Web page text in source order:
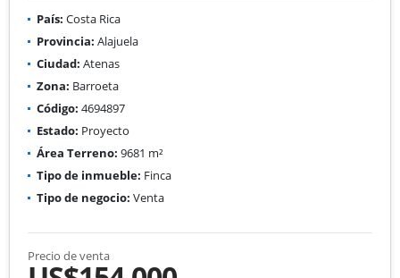
País: Costa Rica
Provincia: Alajuela
Ciudad: Atenas
Zona: Barroeta
Código: 4694897
Estado: Proyecto
Área Terreno: 9681 m²
Tipo de inmueble: Finca
Tipo de negocio: Venta
Precio de venta